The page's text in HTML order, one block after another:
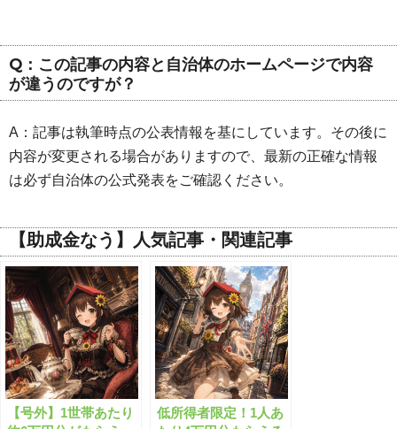
Q：この記事の内容と自治体のホームページで内容
が違うのですが？
A：記事は執筆時点の公表情報を基にしています。その後に
内容が変更される場合がありますので、最新の正確な情報
は必ず自治体の公式発表をご確認ください。
【助成金なう】人気記事・関連記事
【号外】1世帯あたり
低所得者限定！1人あ